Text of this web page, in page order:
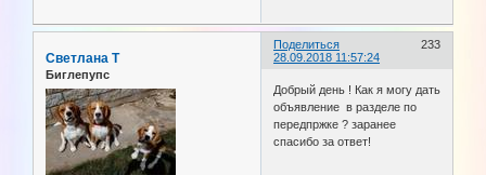
Поделиться
233
28.09.2018 11:57:24
Светлана Т
Биглепупс
Добрый день ! Как я могу дать
объявление в разделе по
передпржке ? заранее
спасибо за ответ!